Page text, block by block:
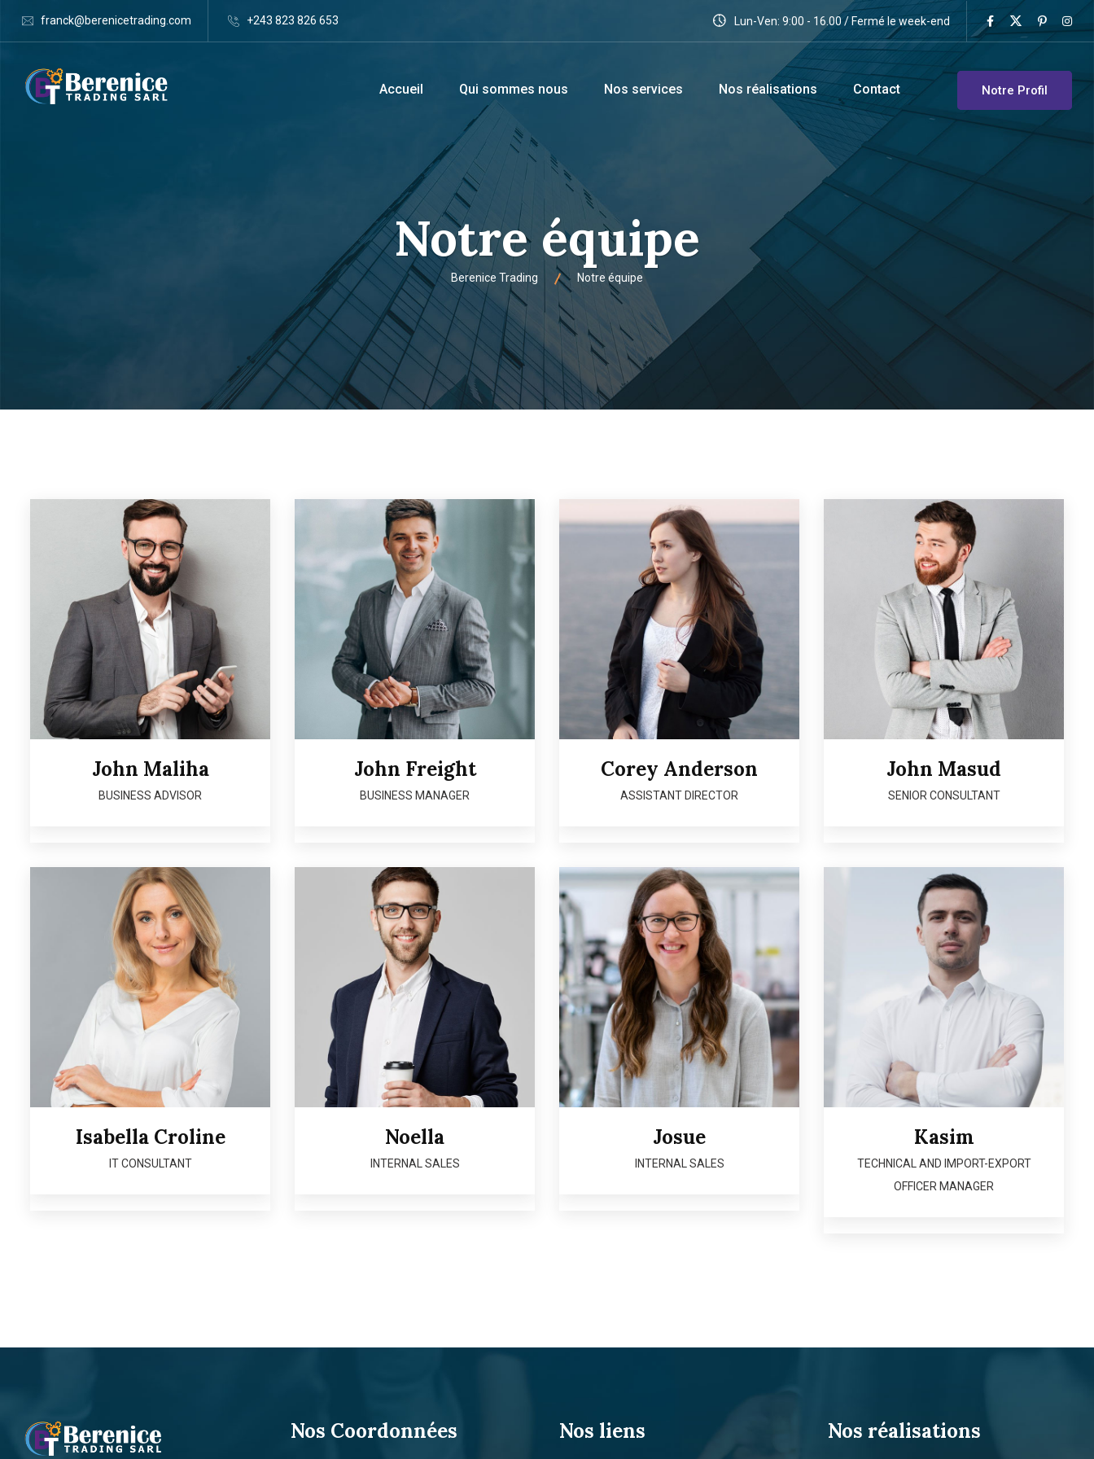
franck@berenicetrading.com +243 823 826 653 Lun-Ven: 9:00 - 16.00 / Fermé le week-end
Accueil Qui sommes nous Nos services Nos réalisations Contact Notre Profil
Notre équipe
Berenice Trading Notre équipe
John Maliha
BUSINESS ADVISOR
John Freight
BUSINESS MANAGER
Corey Anderson
ASSISTANT DIRECTOR
John Masud
SENIOR CONSULTANT
Isabella Croline
IT CONSULTANT
Noella
INTERNAL SALES
Josue
INTERNAL SALES
Kasim
TECHNICAL AND IMPORT-EXPORT
OFFICER MANAGER
Nos Coordonnées Nos liens Nos réalisations